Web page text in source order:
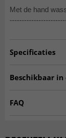
Met de hand
Specificaties
Beschikbaar
FAQ